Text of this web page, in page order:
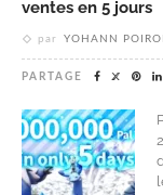
ventes en 5 jours
par YOHANN
PARTAGE